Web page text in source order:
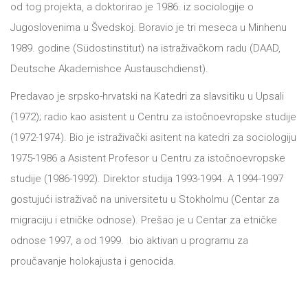
od tog projekta, a doktorirao je 1986. iz sociologije o
Jugoslovenima u Švedskoj. Boravio je tri meseca u Minhenu
1989. godine (Südostinstitut) na istraživačkom radu (DAAD,
Deutsche Akademishce Austauschdienst).
Predavao je srpsko-hrvatski na Katedri za slavsitiku u Upsali
(1972); radio kao asistent u Centru za istočnoevropske studije
(1972-1974). Bio je istraživački asitent na katedri za sociologiju
1975-1986 a Asistent Profesor u Centru za istočnoevropske
studije (1986-1992). Direktor studija 1993-1994. A 1994-1997
gostujući istraživač na universitetu u Stokholmu (Centar za
migraciju i etničke odnose). Prešao je u Centar za etničke
odnose 1997, a od 1999. bio aktivan u programu za
proučavanje holokajusta i genocida.